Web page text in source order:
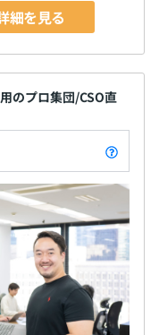
細を見る
のプロ集団/CSO直